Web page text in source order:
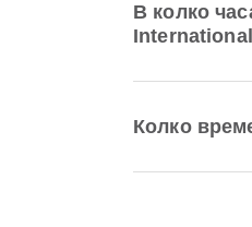
В колко
Колко